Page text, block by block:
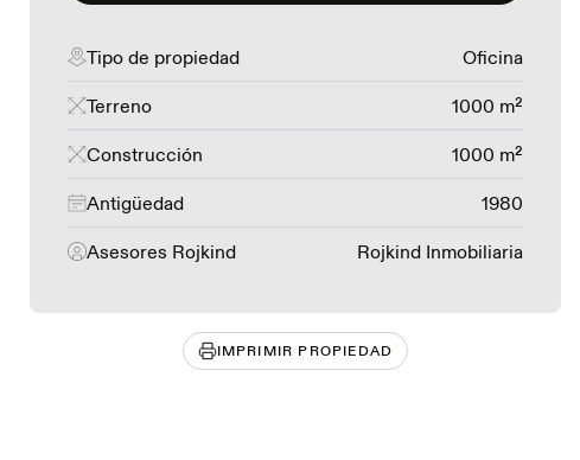
Tipo de propiedad Oficina
Terreno 1000 m²
Construcción 1000 m²
Antigüedad 1980
Asesores Rojkind Rojkind Inmobiliaria
IMPRIMIR PROPIEDAD